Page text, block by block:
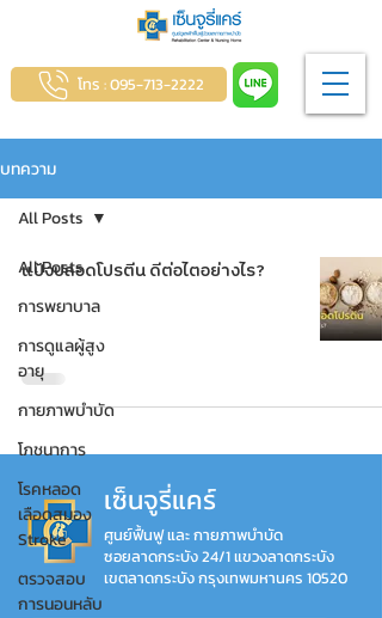
โทร : 095-713-2222
บทความ
All Posts
การพยาบาล
การดูแลผู้สูง
อายุ
กายภาพบำบัด
โภชนาการ
โรคหลอด
เลือดสมอง
Stroke
ตรวจสอบ
การนอนหลับ
All Posts
แป้งปลอดโปรตีน ดีต่อไตอย่างไร?
เซ็นจูรี่แคร์
ศูนย์ฟื้นฟู และ กายภาพบำบัด
ซอยลาดกระบัง 24/1 แขวงลาดกระบัง
เขตลาดกระบัง กรุงเทพมหานคร 10520